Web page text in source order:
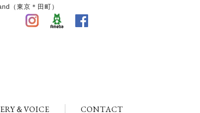
（東京＊田町）
＆VOICE CONTACT